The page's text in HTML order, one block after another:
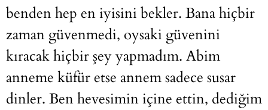
benden hep en iyisini bekler. Bana hiçbir
zaman güvenmedi, oysaki güvenini
kıracak hiçbir şey yapmadım. Abim
anneme küfür etse annem sadece susar
dinler. Ben hevesimin içine ettin, dediğim